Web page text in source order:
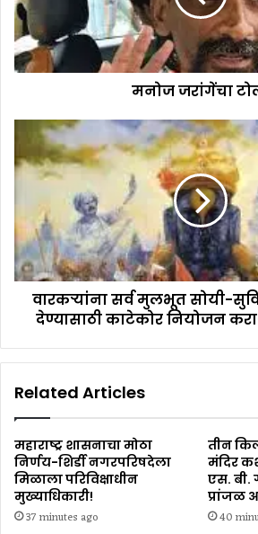
मनोज जरांगेंचा
वारकऱ्यांना सर्व मुलभूत सोयी-
देण्यासाठी काटेकोर नियोजन
Related Articles
महाराष्ट्र शासनाचा मोठा
निर्णय-शिर्डी नगरपरिषदेला
मिळाला परिविक्षाधीन
मुख्याधिकारी!
37 minutes ago
तीन
मंदिर
एस. बी.
प्रांजळ
40